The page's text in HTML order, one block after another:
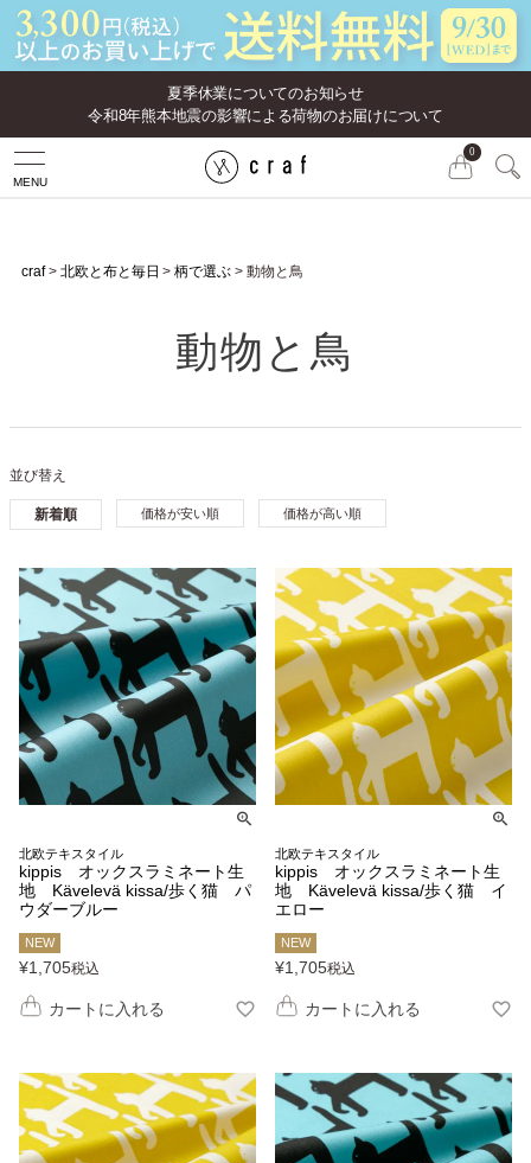
夏季休業についてのお知らせ
令和8年熊本地震の影響による荷物のお届けについて
MENU
0
craf 北欧と布と毎日 柄で選ぶ 動物と鳥
動物と鳥
並び替え
新着順 価格が安い順 価格が高い順
北欧テキスタイル
kippis オックスラミネート生
地 Kävelevä kissa/歩く猫 パ
ウダーブルー
NEW
¥1,705税込
カートに入れる
北欧テキスタイル
kippis オックスラミネート生
地 Kävelevä kissa/歩く猫 イ
エロー
NEW
¥1,705税込
カートに入れる